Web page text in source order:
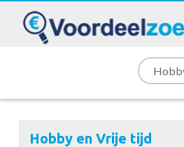
Hobby en Vrije tijd